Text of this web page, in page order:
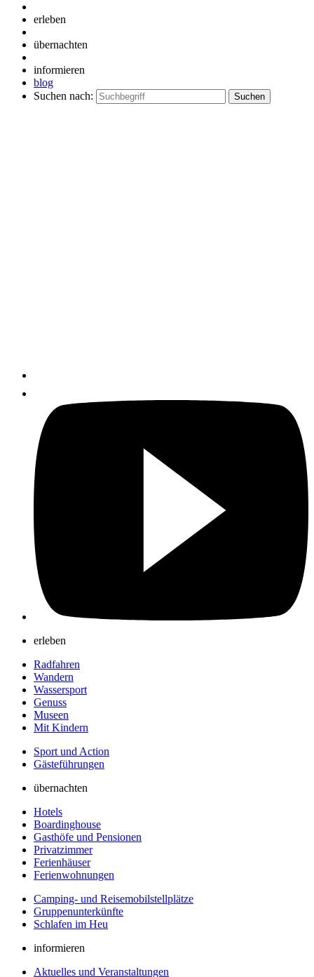
erleben
übernachten
informieren
blog
Suchen nach:
erleben
Radfahren
Wandern
Wassersport
Genuss
Museen
Mit Kindern
Sport und Action
Gästeführungen
übernachten
Hotels
Boardinghouse
Gasthöfe und Pensionen
Privatzimmer
Ferienhäuser
Ferienwohnungen
Camping- und Reisemobilstellplätze
Gruppenunterkünfte
Schlafen im Heu
informieren
Aktuelles und Veranstaltungen